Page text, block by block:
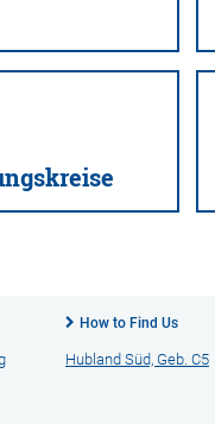
How to Find Us
Hubland Süd, Geb. C5